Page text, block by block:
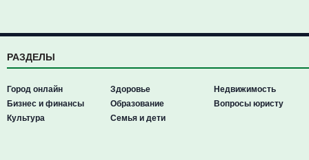
РАЗДЕЛЫ
Город онлайн
Бизнес и финансы
Культура
Здоровье
Образование
Семья и дети
Недвижимость
Вопросы юристу